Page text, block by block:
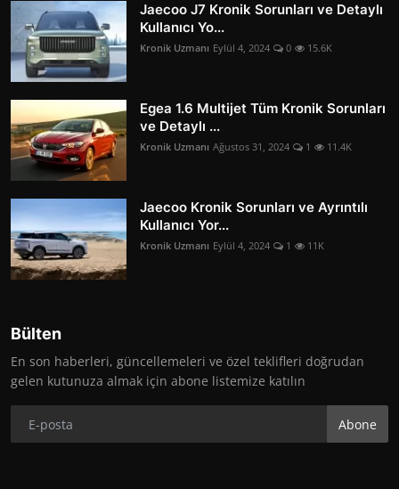
Jaecoo J7 Kronik Sorunları ve Detaylı
Kullanıcı Yo...
Kronik Uzmanı Eylül 4, 2024 0 15.6K
Egea 1.6 Multijet Tüm Kronik Sorunları
ve Detaylı ...
Kronik Uzmanı Ağustos 31, 2024 1 11.4K
Jaecoo Kronik Sorunları ve Ayrıntılı
Kullanıcı Yor...
Kronik Uzmanı Eylül 4, 2024 1 11K
Bülten
En son haberleri, güncellemeleri ve özel teklifleri doğrudan
gelen kutunuza almak için abone listemize katılın
Abone